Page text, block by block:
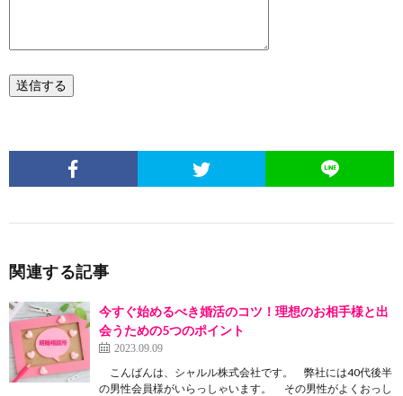
関連する記事
今すぐ始めるべき婚活のコツ！理想のお相手様と出
会うための5つのポイント
2023.09.09
こんばんは、シャルル株式会社です。 弊社には40代後半
の男性会員様がいらっしゃいます。 その男性がよくおっし